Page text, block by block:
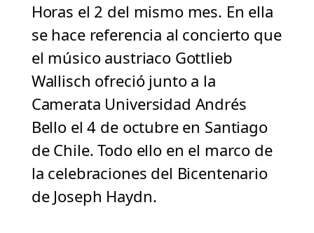
Horas el 2 del mismo mes. En ella
se hace referencia al concierto que
el músico austriaco Gottlieb
Wallisch ofreció junto a la
Camerata Universidad Andrés
Bello el 4 de octubre en Santiago
de Chile. Todo ello en el marco de
la celebraciones del Bicentenario
de Joseph Haydn.